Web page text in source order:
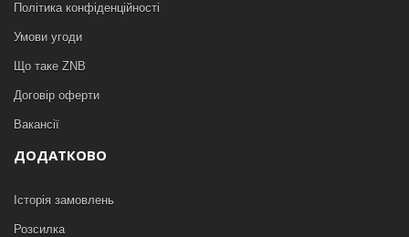
Політика конфіденційності
Умови угоди
Що таке ZNB
Договір оферти
Вакансії
ДОДАТКОВО
Історія замовлень
Розсилка